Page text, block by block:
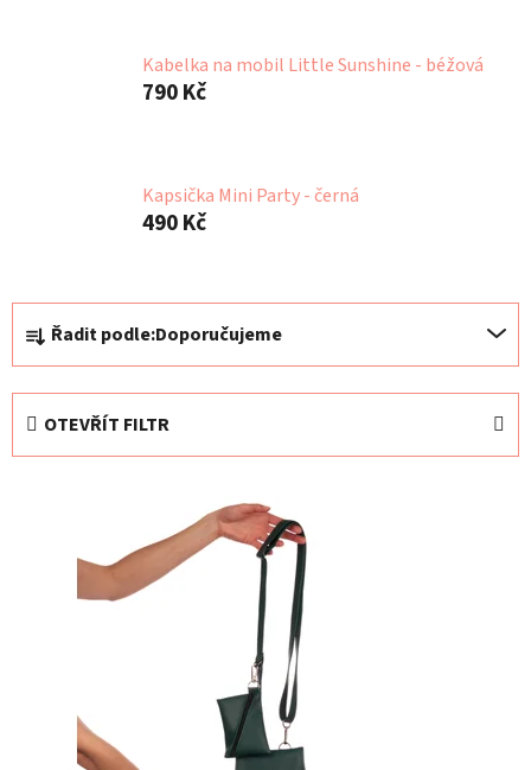
Kabelka na mobil Little Sunshine - béžová
790 Kč
Kapsička Mini Party - černá
490 Kč
Ř
a
z
n
í
Řadit podle:Doporučujeme
OTEVŘÍT FILTR